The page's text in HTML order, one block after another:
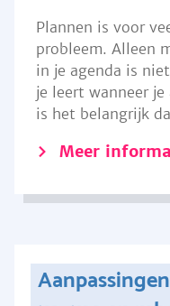
Plannen is voor
probleem. Alleen
in je agenda is
je leert wanneer
is het belangrijk
Meer